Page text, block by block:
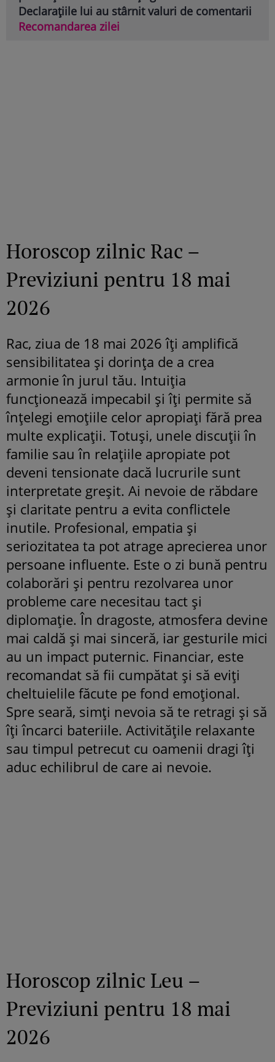
Declarațiile lui au stârnit valuri de comentarii
Recomandarea zilei
Horoscop zilnic Rac –
Previziuni pentru 18 mai
2026
Rac, ziua de 18 mai 2026 îți amplifică
sensibilitatea și dorința de a crea
armonie în jurul tău. Intuiția
funcționează impecabil și îți permite să
înțelegi emoțiile celor apropiați fără prea
multe explicații. Totuși, unele discuții în
familie sau în relațiile apropiate pot
deveni tensionate dacă lucrurile sunt
interpretate greșit. Ai nevoie de răbdare
și claritate pentru a evita conflictele
inutile. Profesional, empatia și
seriozitatea ta pot atrage aprecierea unor
persoane influente. Este o zi bună pentru
colaborări și pentru rezolvarea unor
probleme care necesitau tact și
diplomație. În dragoste, atmosfera devine
mai caldă și mai sinceră, iar gesturile mici
au un impact puternic. Financiar, este
recomandat să fii cumpătat și să eviți
cheltuielile făcute pe fond emoțional.
Spre seară, simți nevoia să te retragi și să
îți încarci bateriile. Activitățile relaxante
sau timpul petrecut cu oamenii dragi îți
aduc echilibrul de care ai nevoie.
Horoscop zilnic Leu –
Previziuni pentru 18 mai
2026